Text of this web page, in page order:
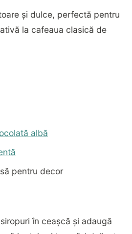
și dulce, perfectă pentru
la cafeaua clasică de
albă
pentru decor
în ceașcă și adaugă